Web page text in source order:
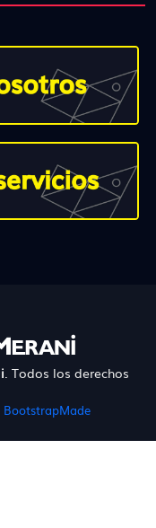
. Todos los derechos
BootstrapMade